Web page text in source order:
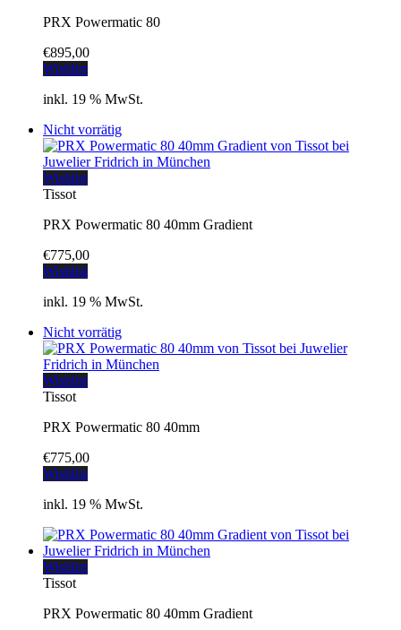
PRX Powermatic 80
€895,00
Wishlist
inkl. 19 % MwSt.
Nicht vorrätig
Wishlist
Tissot
PRX Powermatic 80 40mm Gradient
€775,00
Wishlist
inkl. 19 % MwSt.
Nicht vorrätig
Wishlist
Tissot
PRX Powermatic 80 40mm
€775,00
Wishlist
inkl. 19 % MwSt.
Wishlist
Tissot
PRX Powermatic 80 40mm Gradient